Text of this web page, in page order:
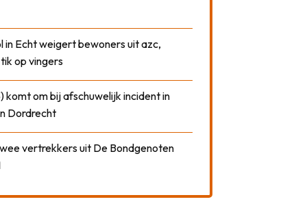
in Echt weigert bewoners uit azc,
op vingers
komt om bij afschuwelijk incident in
Dordrecht
vertrekkers uit De Bondgenoten